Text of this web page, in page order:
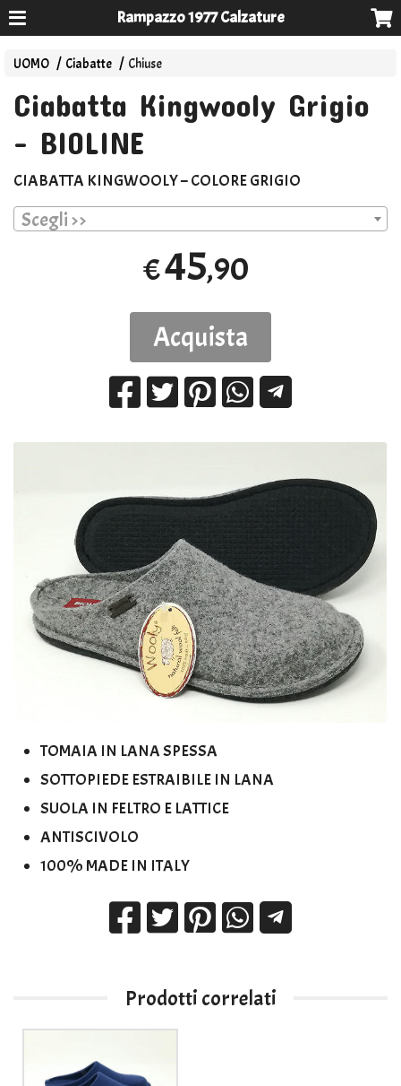
Rampazzo 1977 Calzature
UOMO Ciabatte Chiuse
Ciabatta Kingwooly Grigio
- BIOLINE
CIABATTA KINGWOOLY–COLOREGRIGIO
Scegli >>
€45,90
Acquista
TOMAIA IN LANA SPESSA
SOTTOPIEDE ESTRAIBILE IN LANA
SUOLA IN FELTRO E LATTICE
ANTISCIVOLO
100% MADE IN ITALY
Prodotti correlati